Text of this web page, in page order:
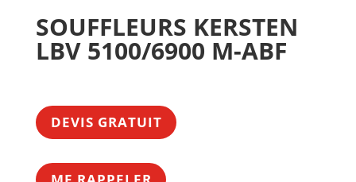
SOUFFLEURS KERSTEN
LBV 5100/6900 M-ABF
DEVIS GRATUIT